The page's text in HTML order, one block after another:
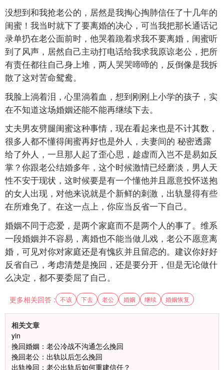
没想到和我抢老公的，居然是我掏心掏肺信任了十几年的
闺蜜！我当时就下了要离婚的决心，可当我把那长通话记
录单扔在老公面前时，他哭着跪着求我不要离婚，闺蜜听
到了风声，居然自己主动打电话给我求我原谅老公，把所
有责任都往自己身上堆，两人哭哭啼啼的，反倒像是我拆
散了这对苦命鸳鸯。
我脸上淌着泪，心里淌着血，想到刚刚上小学的孩子，实
在不知道这场婚姻还能不能再继续下去。
丈夫男友劈腿闺蜜这种事情，现在看起来也是不计其数，
很多人都不懂得闺蜜再好也是外人，夫妻间的 秘密透露
给了外人，一旦那人起了歪心思，趁虚而入岂不是易如反
掌？你跟老公结婚多年，这个时候激情已经磨淡，男人天
性不安于现状，这时候要是有一个懂他并且愿意投怀送抱
的女人出现，对他来说就是个新鲜的刺激，出轨显得有些
在所难免了。在这一点上，你应当反省一下自己。
婚姻不同于恋爱，是两个家庭而不是两个人的事了。维系
一段婚姻并不容易，离婚也不能当做儿戏，老公不愿意离
婚，可见对你对家庭还是有愧疚并且留恋的。建议你好好
反省自己，考虑清楚是挽回，还是要分开，但是无论做什
么决定，都不要委屈了自己。
更多相关回答 : 不该 下去 老公 婚姻 继续 婚姻恢复
相关文章
yin
挽回婚姻：老公冷战不沟通怎么挽回
挽回老公：出轨以后怎么挽回
出轨挽回：老公出轨后如何重建信任？